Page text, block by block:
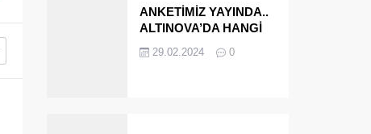
ANKETİMİZ YAYINDA..
ALTINOVA’DA HANGİ
BAŞKANI OLARAK
29.02.2024 0